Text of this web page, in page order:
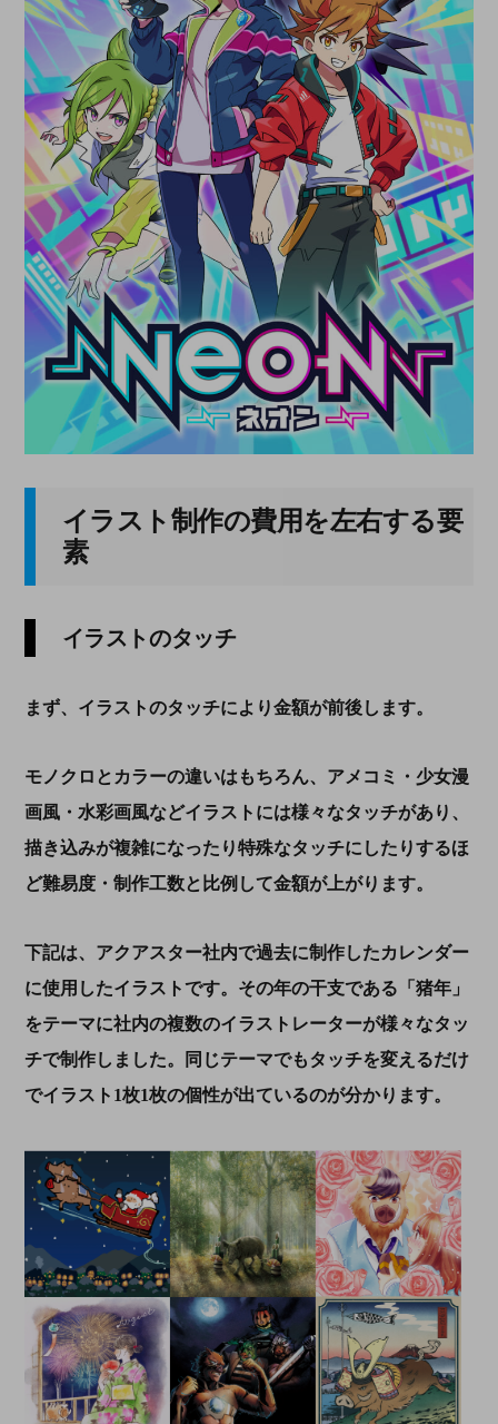
イラスト制作の費用を左右する要
素
イラストのタッチ
まず、イラストのタッチにより金額が前後します。
モノクロとカラーの違いはもちろん、アメコミ・少女漫
画風・水彩画風などイラストには様々なタッチがあり、
描き込みが複雑になったり特殊なタッチにしたりするほ
ど難易度・制作工数と比例して金額が上がります。
下記は、アクアスター社内で過去に制作したカレンダー
に使用したイラストです。その年の干支である「猪年」
をテーマに社内の複数のイラストレーターが様々なタッ
チで制作しました。同じテーマでもタッチを変えるだけ
でイラスト 1枚1枚の個性が出ているのが分かります。